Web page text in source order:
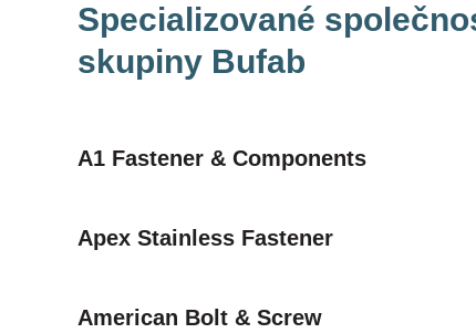
Specializované
skupiny Bufab
A1 Fastener & Components
Apex Stainless Fastener
American Bolt & Screw